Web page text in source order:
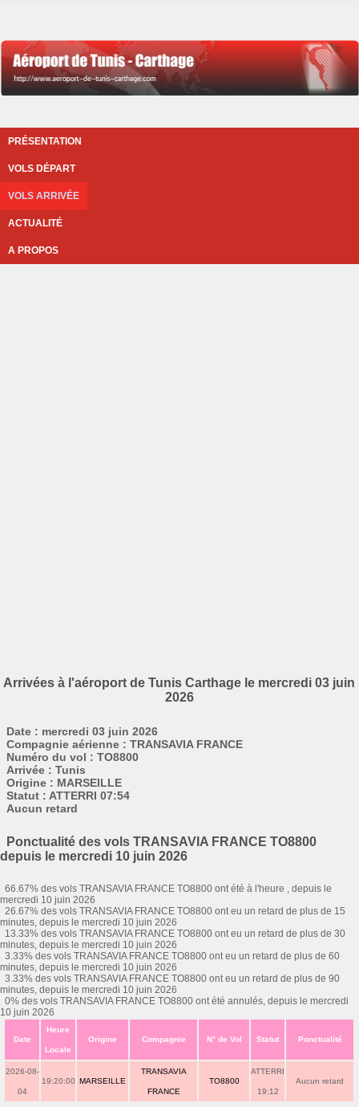
PRÉSENTATION
VOLS DÉPART
VOLS ARRIVÉE
ACTUALITÉ
A PROPOS
Arrivées à l'aéroport de Tunis Carthage le mercredi 03 juin
2026
Date : mercredi 03 juin 2026
Compagnie aérienne : TRANSAVIA FRANCE
Numéro du vol : TO8800
Arrivée : Tunis
Origine : MARSEILLE
Statut : ATTERRI 07:54
Aucun retard
Ponctualité des vols TRANSAVIA FRANCE TO8800
depuis le mercredi 10 juin 2026
66.67% des vols TRANSAVIA FRANCE TO8800 ont été à l'heure , depuis le
mercredi 10 juin 2026
26.67% des vols TRANSAVIA FRANCE TO8800 ont eu un retard de plus de 15
minutes, depuis le mercredi 10 juin 2026
13.33% des vols TRANSAVIA FRANCE TO8800 ont eu un retard de plus de 30
minutes, depuis le mercredi 10 juin 2026
3.33% des vols TRANSAVIA FRANCE TO8800 ont eu un retard de plus de 60
minutes, depuis le mercredi 10 juin 2026
3.33% des vols TRANSAVIA FRANCE TO8800 ont eu un retard de plus de 90
minutes, depuis le mercredi 10 juin 2026
0% des vols TRANSAVIA FRANCE TO8800 ont été annulés, depuis le mercredi
10 juin 2026
Date
Heure
Locale
Origine Compagnie N° de Vol Statut Ponctualité
2026-08-
04
19:20:00 MARSEILLE
TRANSAVIA
FRANCE
TO8800
ATTERRI
19:12
Aucun retard